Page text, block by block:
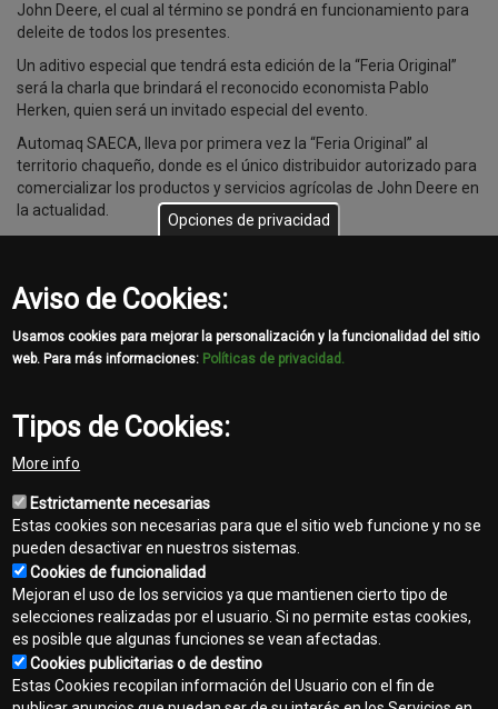
John Deere, el cual al término se pondrá en funcionamiento para
deleite de todos los presentes.
Un aditivo especial que tendrá esta edición de la “Feria Original”
será la charla que brindará el reconocido economista Pablo
Herken, quien será un invitado especial del evento.
Automaq SAECA, lleva por primera vez la “Feria Original” al
territorio chaqueño, donde es el único distribuidor autorizado para
comercializar los productos y servicios agrícolas de John Deere en
la actualidad.
Pedro Juan Caballero y Filadelfia.
Automaq y John Deere colaboran con quienes trabajan la tierra.
Share
Footer
Contacto
Mapa del sitio
Opciones de privacidad
Aviso de Cookies:
Usamos cookies para mejorar la personalización y la funcionalidad del sitio
web. Para más informaciones: Políticas de privacidad.
Tipos de Cookies:
More info
Estrictamente necesarias
Estas cookies son necesarias para que el sitio web funcione y no se
pueden desactivar en nuestros sistemas.
Cookies de funcionalidad
Mejoran el uso de los servicios ya que mantienen cierto tipo de
selecciones realizadas por el usuario. Si no permite estas cookies,
es posible que algunas funciones se vean afectadas.
Cookies publicitarias o de destino
Estas Cookies recopilan información del Usuario con el fin de